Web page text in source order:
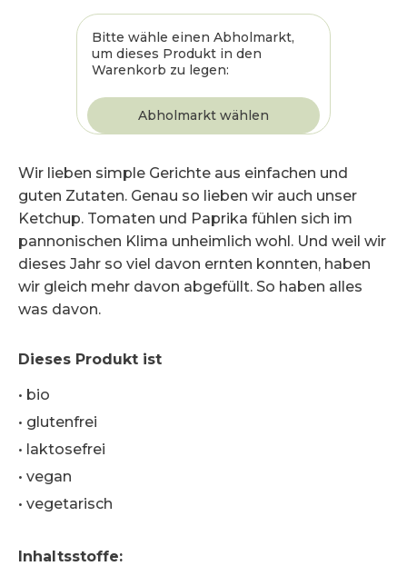
Bitte wähle einen Abholmarkt,
um dieses Produkt in den
Warenkorb zu legen:
Wir lieben simple Gerichte aus einfachen und
guten Zutaten. Genau so lieben wir auch unser
Ketchup. Tomaten und Paprika fühlen sich im
pannonischen Klima unheimlich wohl. Und weil wir
dieses Jahr so viel davon ernten konnten, haben
wir gleich mehr davon abgefüllt. So haben alles
was davon.
Dieses Produkt ist
• bio
• glutenfrei
• laktosefrei
• vegan
• vegetarisch
Inhaltsstoffe: